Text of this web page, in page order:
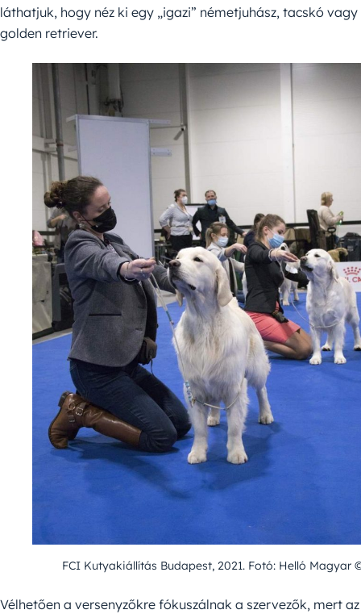
láthatjuk, hogy néz ki egy „igazi” németjuhász, tacskó vagy
golden retriever.
FCI Kutyakiállítás Budapest, 2021. Fotó: Helló Magyar
Vélhetően a versenyzőkre fókuszálnak a szervezők, mert az